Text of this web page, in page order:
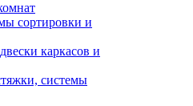
сортировки и
каркасов и
системы